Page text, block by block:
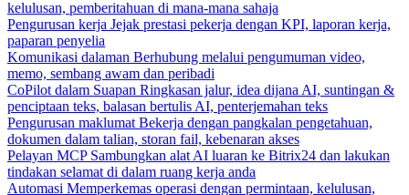
kelulusan, pemberitahuan di mana-mana sahaja
Pengurusan kerja Jejak prestasi pekerja dengan KPI, laporan kerja,
paparan penyelia
Komunikasi dalaman Berhubung melalui pengumuman video,
memo, sembang awam dan peribadi
CoPilot dalam Suapan Ringkasan jalur, idea dijana AI, suntingan &
penciptaan teks, balasan bertulis AI, penterjemahan teks
Pengurusan maklumat Bekerja dengan pangkalan pengetahuan,
dokumen dalam talian, storan fail, kebenaran akses
Pelayan MCP Sambungkan alat AI luaran ke Bitrix24 dan lakukan
tindakan selamat di dalam ruang kerja anda
Automasi Memperkemas operasi dengan permintaan, kelulusan,